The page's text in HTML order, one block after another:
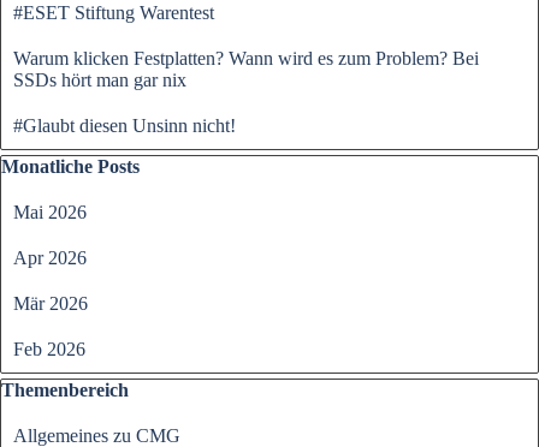
#ESET Stiftung Warentest
Warum klicken Festplatten? Wann wird es zum Problem? Bei
SSDs hört man gar nix
#Glaubt diesen Unsinn nicht!
Block überspringen Monatliche Posts
Monatliche Posts
Mai 2026
Apr 2026
Mär 2026
Feb 2026
Block überspringen Themenbereich
Themenbereich
Allgemeines zu CMG